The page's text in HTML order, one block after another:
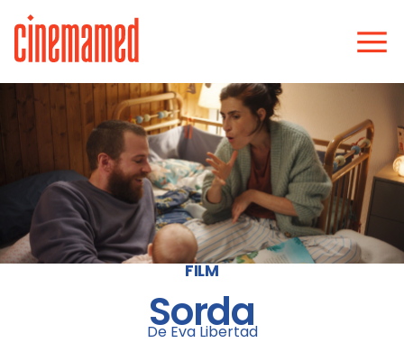
FILM
Sorda
De Eva Libertad